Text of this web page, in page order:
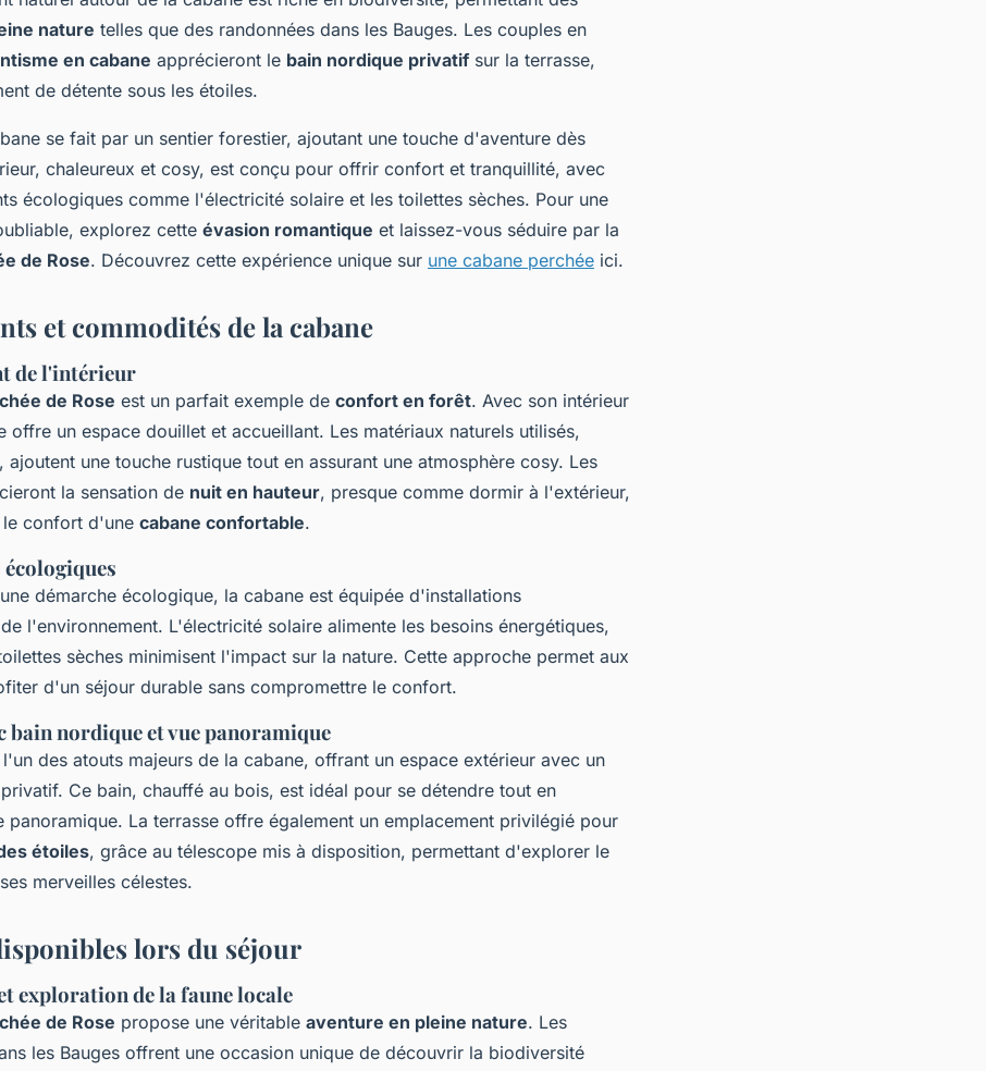
nature telles que des randonnées dans les Bauges. Les couples en
en cabane apprécieront le bain nordique privatif sur la terrasse,
de détente sous les étoiles.
se fait par un sentier forestier, ajoutant une touche d'aventure dès
chaleureux et cosy, est conçu pour offrir confort et tranquillité, avec
écologiques comme l'électricité solaire et les toilettes sèches. Pour une
explorez cette évasion romantique et laissez-vous séduire par la
de Rose. Découvrez cette expérience unique sur une cabane perchée ici.
et commodités de la cabane
de l'intérieur
de Rose est un parfait exemple de confort en forêt. Avec son intérieur
offre un espace douillet et accueillant. Les matériaux naturels utilisés,
ajoutent une touche rustique tout en assurant une atmosphère cosy. Les
la sensation de nuit en hauteur, presque comme dormir à l'extérieur,
confort d'une cabane confortable.
démarche écologique, la cabane est équipée d'installations
l'environnement. L'électricité solaire alimente les besoins énergétiques,
sèches minimisent l'impact sur la nature. Cette approche permet aux
d'un séjour durable sans compromettre le confort.
bain nordique et vue panoramique
des atouts majeurs de la cabane, offrant un espace extérieur avec un
privatif. Ce bain, chauffé au bois, est idéal pour se détendre tout en
panoramique. La terrasse offre également un emplacement privilégié pour
étoiles, grâce au télescope mis à disposition, permettant d'explorer le
merveilles célestes.
lors du séjour
exploration de la faune locale
de Rose propose une véritable aventure en pleine nature. Les
les Bauges offrent une occasion unique de découvrir la biodiversité